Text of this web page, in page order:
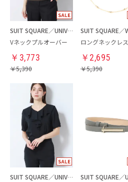
SUIT SQUARE／UNIVERSAL LANGUAGE／WHITE
Vネックプルオーバー
￥ 3,773
￥5,390
ロングネックレス
￥ 2,695
￥5,390
SUIT SQUARE／UNIVERSAL LANGUAGE／WHITE